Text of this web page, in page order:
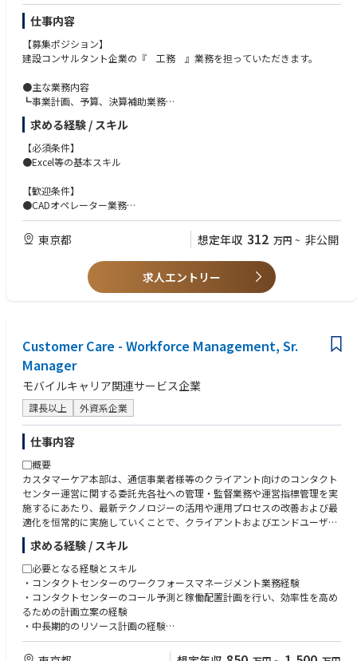
仕事内容
【募集ポジション】
建設コンサルタント企業の『 工務 』業務を担っていただきます。
●主な業務内容
┗事業計画、予算、決算補助業務
┗社内手続き（社内稟議、外注処理等）
┗文書管理、各種資料作成
┗部門間・部内調整業務
┗CADオペレーター業務（未経験でも可）
※1：上記兼務は「可能であれば」であり、できなくても可
※建設コンサルとは※
公共のインフラストラクチャー、道路や橋、ダム、堤防、港湾、空港、上
下水道などの計画・調査・設計など国や自治体に対し技術コンサルティン
グを行う企業です。
公共工事において、設計・施工分離の原則があり、設計者と施工者は分離
求める経験 / スキル
【必須条件】
●Excel等の基本スキル
【歓迎条件】
●CADオペレーター業務
●英語（海外要員の方もいるため、英文の読み書きができる方。
（スピーキングはできなくて問題なし）
※英語スキルについては、国内要員対応の場合は、英語スキル不要です
が、配属部署によって海外要員の方を対応する場合は日本語が話せない方
がいらっしゃるため、契約書などを英文でお渡しする場合もございますの
で、英文の読み書きができる方はより歓迎しております。
東京都 想定年収 312 万円 ~ 非公開
求人エントリー
Customer Care - Workforce Management, Sr.
Manager
モバイルキャリア関連サービス企業
課長以上 外資系企業
仕事内容
▢概要
カスタマーケア本部は、通信事業者様等のクライアント向けのコンタクト
センター運営に関する委託先各社への管理・監督業務や運営指標管理を実
施するにあたり、最新テクノロジーの活用や運用プロセスの改善および最
適化を恒常的に実施していくことで、クライアントおよびエンドユーザー
に対して、高度な「オペレーショナル・エクセレンス」を提供することを
ビジョンとして掲げています。
本ポジションは、我々のビジョンを達成するために、各種サービスのコー
ル予測とオペレーションに必要なリソース (オペレーター) を高度な分析力
のもと計画する事で、オペレーションの運用品質、事業収益を支える重要
な役割を担っています。また、データドリブンにて、クライアントおよび
や課題の解析をスピーディーに実行すべきチームを率います。
求める経験 / スキル
▢必要となる経験とスキル
・コンタクトセンターのワークフォースマネージメント業務経験
・コンタクトセンターのコール予測と稼働配置計画を行い、効率性を高め
るための計画立案の経験
・中長期的のリソース計画の経験
・サービス(スキル)単位の人員配置計画スキル
・長期のキャパシティ計画を立案し、精度の高い予測を行い、年間予算案